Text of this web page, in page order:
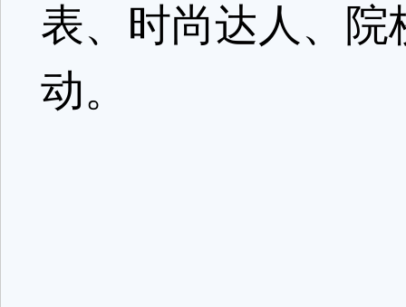
表、时尚达人、
动。